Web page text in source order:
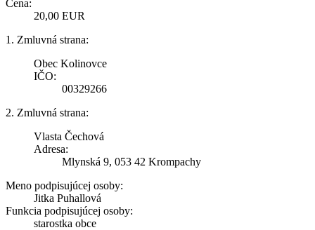
Cena:
20,00 EUR
1. Zmluvná strana:
Obec Kolinovce
IČO:
00329266
2. Zmluvná strana:
Vlasta Čechová
Adresa:
Mlynská 9, 053 42 Krompachy
Meno podpisujúcej osoby:
Jitka Puhallová
Funkcia podpisujúcej osoby:
starostka obce